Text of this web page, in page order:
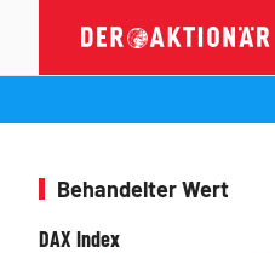
Behandelter Wert
DAX Index